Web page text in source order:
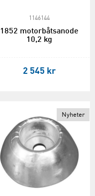
1146144
1852 motorbåtsanode
10,2 kg
2 545 kr
Nyheter